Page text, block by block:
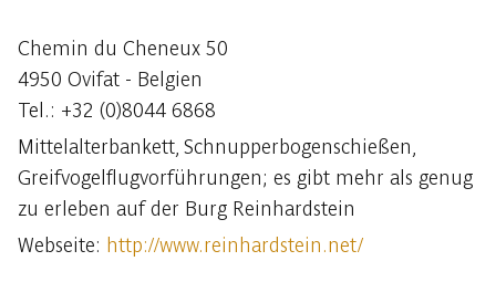
Chemin du Cheneux 50
4950 Ovifat - Belgien
Tel.: +32 (0)8044 6868
Mittelalterbankett, Schnupperbogenschießen,
Greifvogelflugvorführungen; es gibt mehr als genug
zu erleben auf der Burg Reinhardstein
Webseite: http://www.reinhardstein.net/